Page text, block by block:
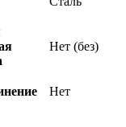
Нет (без)
Нет